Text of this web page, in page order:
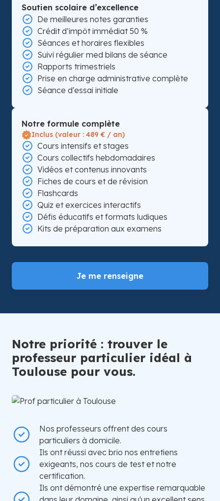
Soutien scolaire d’excellence
De meilleures notes garanties
Crédit d’impôt immédiat 50 %
Séances et horaires flexibles
Suivi régulier med bilans de séance
Rapports trimestriels
Prise en charge administrative complète
Séance d'essai initiale
Notre formule complète
Inclus (valeur : 489 € / an)
Cours intensifs et stages
Cours collectifs hebdomadaires
Vidéos et contenus innovants
Fiches de cours et de révision
Flashcards
Quiz et exercices interactifs
Défis éducatifs et formats ludiques
Kits de préparation aux examens
Je me renseigne
Notre priorité : trouver le
professeur particulier idéal à
Toulouse pour vous.
Nos professeurs offrent des cours
particuliers à domicile.
Ils ont réussi avec brio nos entretiens
exigeants, nos cours de test et notre
certification.
Ils ont démontré une expertise remarquable